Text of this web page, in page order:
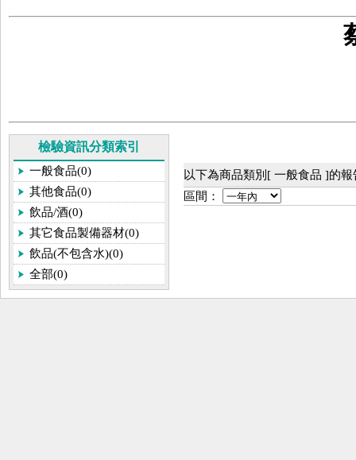
檢驗資訊分類索引
一般食品(0)
其他食品(0)
飲品/酒(0)
其它食品製備器材(0)
飲品(不包含水)(0)
全部(0)
以下為商品類別[ 一般食品 ]的
區間：